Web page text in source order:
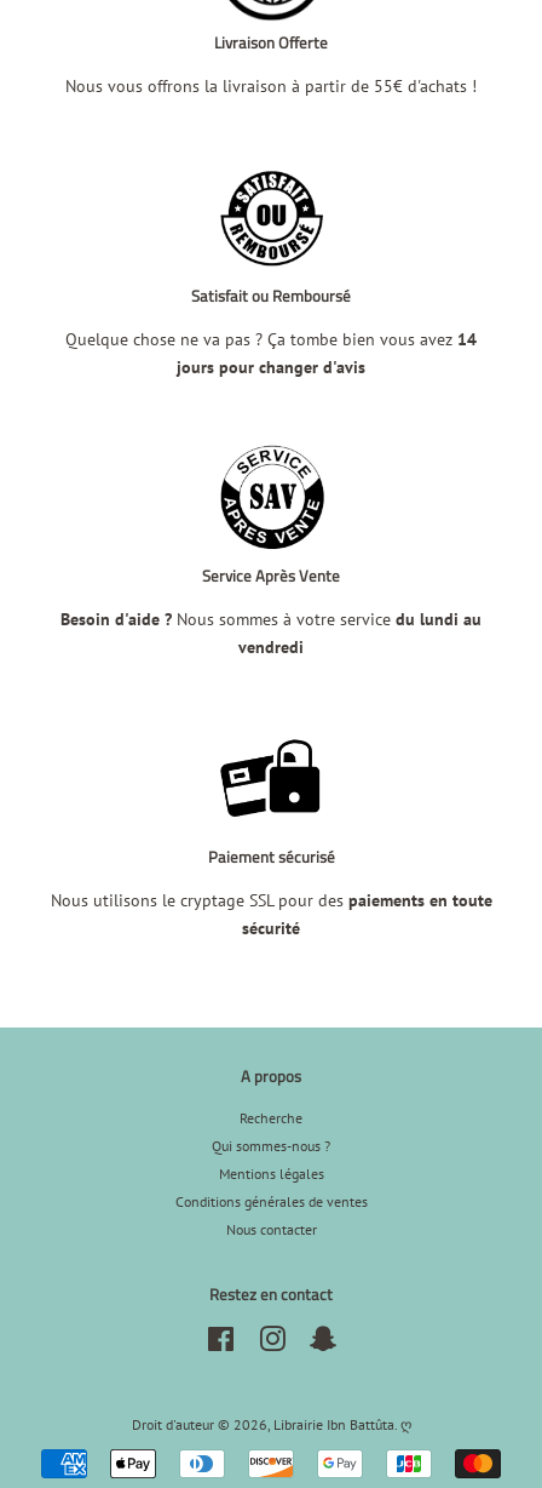
Livraison Offerte
Nous vous offrons la livraison à partir de 55€ d'achats !
Satisfait ou Remboursé
Quelque chose ne va pas ? Ça tombe bien vous avez 14
jours pour changer d'avis
Service Après Vente
Besoin d'aide ? Nous sommes à votre service du lundi au
vendredi
Paiement sécurisé
Nous utilisons le cryptage SSL pour des paiements en toute
sécurité
A propos
Recherche
Qui sommes-nous ?
Mentions légales
Conditions générales de ventes
Nous contacter
Restez en contact
FacebookInstagram
Droit d'auteur © 2026, Librairie Ibn Battûta ღ
Icônes